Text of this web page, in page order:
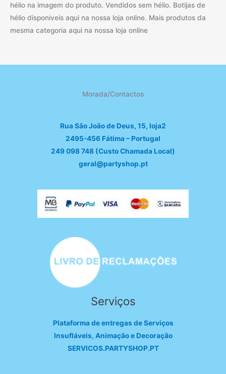
hélio na imagem do produto. Vendidos sem hélio. Botijas de
hélio disponiveis aqui na nossa loja online. Mais produtos da
mesma categoria aqui na nossa loja online
Morada/Contactos
Rua São João de Deus, 15, loja2
2495-456 Fátima – Portugal
249 098 748 (Custo Chamada Local)
geral@partyshop.pt
Serviços
Plataforma de entregas de Serviços
Insufláveis, Animação e Decoração
SERVICOS.PARTYSHOP.PT